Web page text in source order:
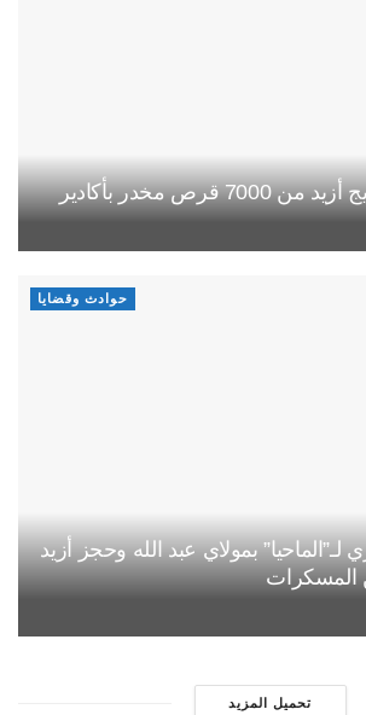
قرص مخدر بأكادير
حوادث وقضايا
بمولاي عبد الله وحجز أزيد
تحميل المزيد